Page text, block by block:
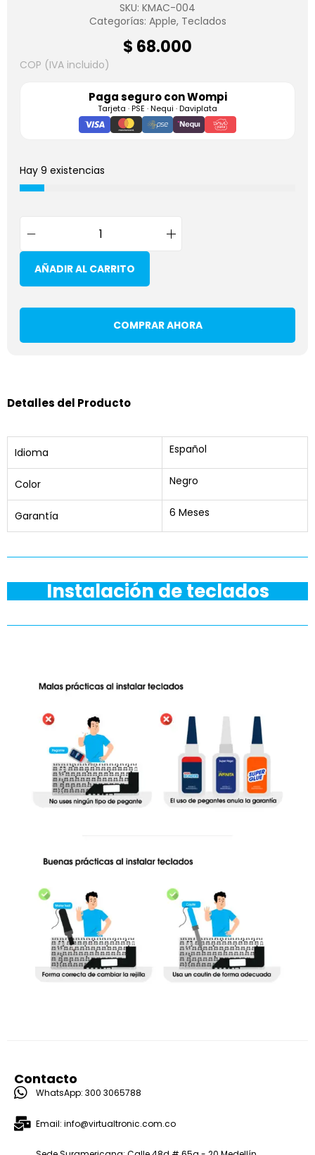
SKU: KMAC-004
Categorías: Apple, Teclados
$ 68.000
COP (IVA incluido)
Paga seguro conWompi
Tarjeta · PSE · Nequi · Daviplata
Hay 9 existencias
AÑADIR AL CARRITO
COMPRAR AHORA
Detalles del Producto
Idioma Español
Color Negro
Garantía 6 Meses
Instalación de teclados
Contacto
WhatsApp: 300 3065788
Email: info@virtualtronic.com.co